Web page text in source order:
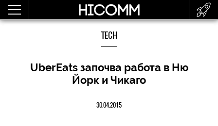
TECH
UberEats започва работа в Ню
Йорк и Чикаго
30.04.2015